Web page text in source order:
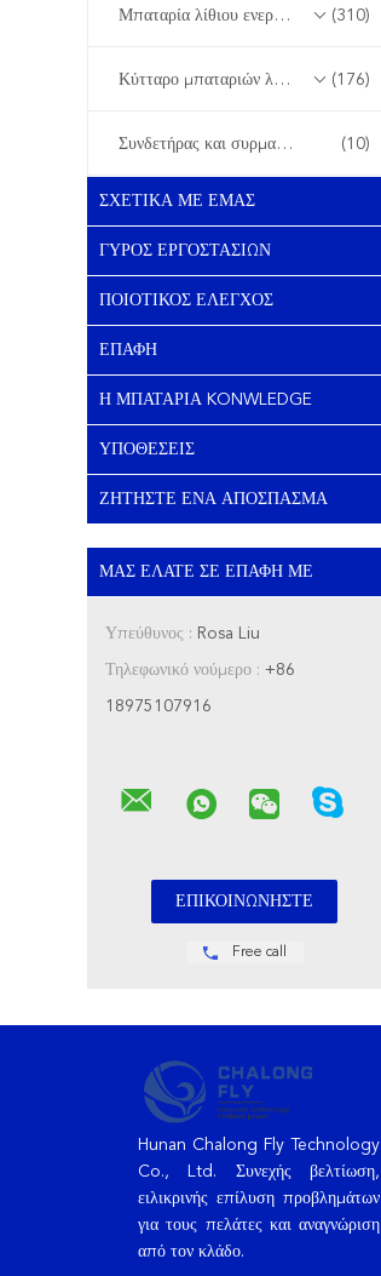
Μπαταρία λίθιου ενεργειακής αποθήκευσης (310)
Κύτταρο μπαταριών λίθιου (176)
Συνδετήρας και συρματόπλεγμα (10)
ΣΧΕΤΙΚΆ ΜΕ ΕΜΆΣ
ΓΎΡΟΣ ΕΡΓΟΣΤΑΣΊΩΝ
ΠΟΙΟΤΙΚΌΣ ΈΛΕΓΧΟΣ
ΕΠΑΦΉ
Η ΜΠΑΤΑΡΊΑ KONWLEDGE
ΥΠΟΘΈΣΕΙΣ
ΖΗΤΉΣΤΕ ΈΝΑ ΑΠΌΣΠΑΣΜΑ
ΜΑΣ ΕΛΆΤΕ ΣΕ ΕΠΑΦΉ ΜΕ
Υπεύθυνος : Rosa Liu
Τηλεφωνικό νούμερο : +86
18975107916
Free call
Hunan Chalong Fly Technology
Co., Ltd. Συνεχής βελτίωση,
ειλικρινής επίλυση προβλημάτων
για τους πελάτες και αναγνώριση
από τον κλάδο.